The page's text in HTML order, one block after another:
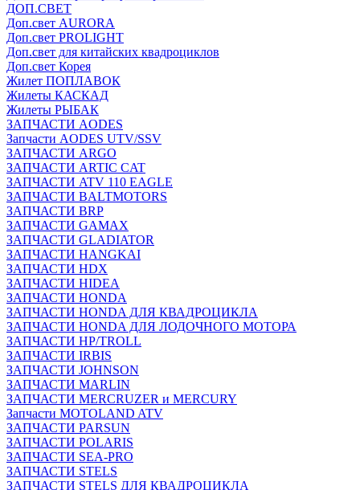
ДОП.СВЕТ
Доп.свет AURORA
Доп.свет PROLIGHT
Доп.свет для китайских квадроциклов
Доп.свет Корея
Жилет ПОПЛАВОК
Жилеты КАСКАД
Жилеты РЫБАК
ЗАПЧАСТИ AODES
Запчасти AODES UTV/SSV
ЗАПЧАСТИ ARGO
ЗАПЧАСТИ ARTIC CAT
ЗАПЧАСТИ ATV 110 EAGLE
ЗАПЧАСТИ BALTMOTORS
ЗАПЧАСТИ BRP
ЗАПЧАСТИ GAMAX
ЗАПЧАСТИ GLADIATOR
ЗАПЧАСТИ HANGKAI
ЗАПЧАСТИ HDX
ЗАПЧАСТИ HIDEA
ЗАПЧАСТИ HONDA
ЗАПЧАСТИ HONDA ДЛЯ КВАДРОЦИКЛА
ЗАПЧАСТИ HONDA ДЛЯ ЛОДОЧНОГО МОТОРА
ЗАПЧАСТИ HP/TROLL
ЗАПЧАСТИ IRBIS
ЗАПЧАСТИ JOHNSON
ЗАПЧАСТИ MARLIN
ЗАПЧАСТИ MERCRUZER и MERCURY
Запчасти MOTOLAND ATV
ЗАПЧАСТИ PARSUN
ЗАПЧАСТИ POLARIS
ЗАПЧАСТИ SEA-PRO
ЗАПЧАСТИ STELS
ЗАПЧАСТИ STELS ДЛЯ КВАДРОЦИКЛА